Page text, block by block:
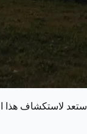
استعد لاستكشاف